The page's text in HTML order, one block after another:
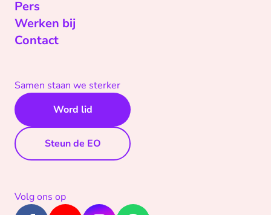
Pers
Werken bij
Contact
Samen staan we sterker
Word lid
Steun de EO
Volg ons op